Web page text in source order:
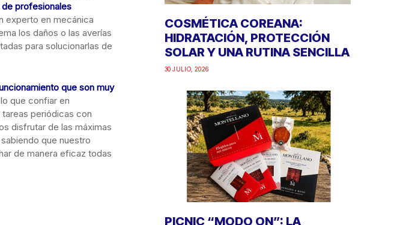
profesionales
experto en mecánica
los daños o las averías
para solucionarlas de
que son muy
que confiar en
periódicas con
disfrutar de las máximas
que nuestro
de manera eficaz todas
COSMÉTICA COREANA:
HIDRATACIÓN, PROTECCIÓN
SOLAR Y UNA RUTINA SENCILLA
30 JULIO, 2026
PICNIC “MODO ON”: LA